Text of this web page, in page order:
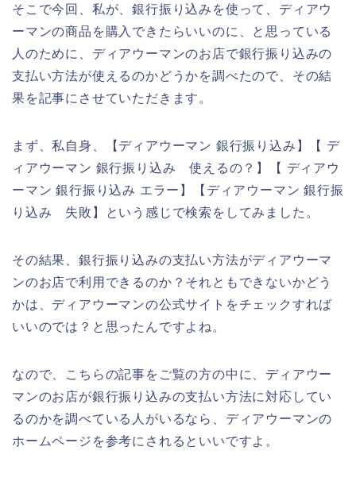
そこで今回、私が、銀行振り込みを使って、ディアウ
ーマンの商品を購入できたらいいのに、と思っている
人のために、ディアウーマンのお店で銀行振り込みの
支払い方法が使えるのかどうかを調べたので、その結
果を記事にさせていただきます。
まず、私自身、【ディアウーマン 銀行振り込み】【 デ
ィアウーマン 銀行振り込み 使えるの？】【 ディアウ
ーマン 銀行振り込み エラー】【ディアウーマン 銀行振
り込み 失敗】という感じで検索をしてみました。
その結果、銀行振り込みの支払い方法がディアウーマ
ンのお店で利用できるのか？それともできないかどう
かは、ディアウーマンの公式サイトをチェックすれば
いいのでは？と思ったんですよね。
なので、こちらの記事をご覧の方の中に、ディアウー
マンのお店が銀行振り込みの支払い方法に対応してい
るのかを調べている人がいるなら、ディアウーマンの
ホームページを参考にされるといいですよ。